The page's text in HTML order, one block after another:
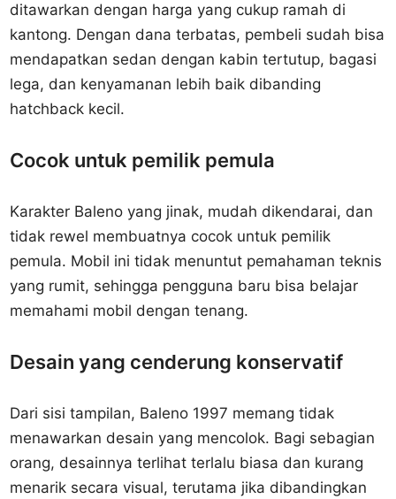
ditawarkan dengan harga yang cukup ramah di
kantong. Dengan dana terbatas, pembeli sudah bisa
mendapatkan sedan dengan kabin tertutup, bagasi
lega, dan kenyamanan lebih baik dibanding
hatchback kecil.
Cocok untuk pemilik pemula
Karakter Baleno yang jinak, mudah dikendarai, dan
tidak rewel membuatnya cocok untuk pemilik
pemula. Mobil ini tidak menuntut pemahaman teknis
yang rumit, sehingga pengguna baru bisa belajar
memahami mobil dengan tenang.
Desain yang cenderung konservatif
Dari sisi tampilan, Baleno 1997 memang tidak
menawarkan desain yang mencolok. Bagi sebagian
orang, desainnya terlihat terlalu biasa dan kurang
menarik secara visual, terutama jika dibandingkan